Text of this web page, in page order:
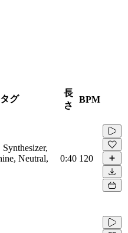
タグ
長
さ
BPM
Neutral,
0:40 120